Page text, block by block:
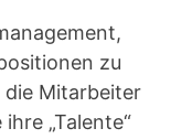
zu
die Mitarbeiter
„Talente“